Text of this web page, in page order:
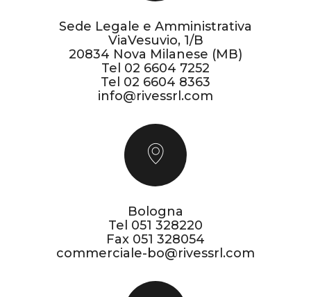
Sede Legale e Amministrativa
ViaVesuvio, 1/B
20834 Nova Milanese (MB)
Tel 02 6604 7252
Tel 02 6604 8363
info@rivessrl.com
Bologna
Tel 051 328220
Fax 051 328054
commerciale-bo@rivessrl.com